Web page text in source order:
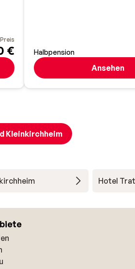
€ Halbpension
Ansehen
Kleinkirchheim
Hotel